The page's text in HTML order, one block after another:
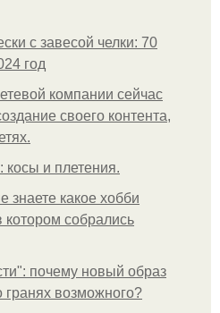
с завесой челки: 70
год
компании сейчас
своего контента,
косы и плетения.
знаете какое хобби
котором собрались
почему новый образ
возможного?